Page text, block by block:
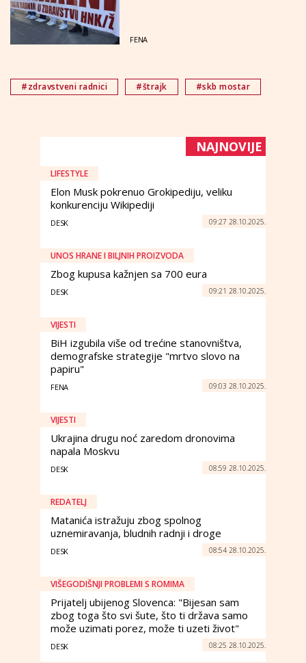
FENA
#zdravstveni radnici #štrajk #skb mostar
NAJNOVIJE
LIFESTYLE
Elon Musk pokrenuo Grokipediju, veliku
konkurenciju Wikipediji
DESK 09:27 28.10.2025.
UNOS HRANE I BILJNIH PROIZVODA
Zbog kupusa kažnjen sa 700 eura
DESK 09:21 28.10.2025.
VIJESTI
BiH izgubila više od trećine stanovništva,
demografske strategije "mrtvo slovo na
papiru"
FENA 09:03 28.10.2025.
VIJESTI
Ukrajina drugu noć zaredom dronovima
napala Moskvu
DESK 08:59 28.10.2025.
REDATELJ
Matanića istražuju zbog spolnog
uznemiravanja, bludnih radnji i droge
DESK 08:54 28.10.2025.
VIŠEGODIŠNJI PROBLEMI S ROMIMA
Prijatelj ubijenog Slovenca: "Bijesan sam
zbog toga što svi šute, što ti država samo
može uzimati porez, može ti uzeti život"
DESK 08:25 28.10.2025.